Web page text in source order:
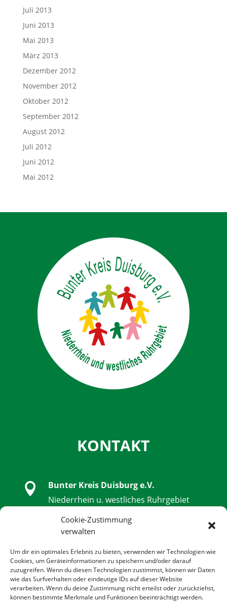
Cookie-Zustimmung
verwalten
Um dir ein optimales Erlebnis zu bieten, verwenden wir Technologien wie
Cookies, um Geräteinformationen zu speichern und/oder darauf
zuzugreifen. Wenn du diesen Technologien zustimmst, können wir Daten
wie das Surfverhalten oder eindeutige IDs auf dieser Website
verarbeiten. Wenn du deine Zustimmung nicht erteilst oder zurückziehst,
können bestimmte Merkmale und Funktionen beeinträchtigt werden.
Juli 2013
Juni 2013
Mai 2013
März 2013
Dezember 2012
November 2012
Oktober 2012
September 2012
August 2012
Juli 2012
Juni 2012
Mai 2012
KONTAKT

Bunter Kreis Duisburg e.V.
Niederrhein u. westliches Ruhrgebiet
 0203 - 9 85 79 14 - 14